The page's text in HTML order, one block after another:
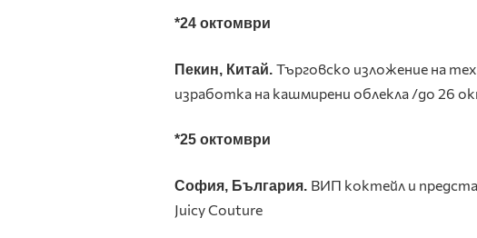
*24 октомври
Пекин, Китай. Търговско изложение на
изработка на кашмирени облекла /до 26
*25 октомври
София, България. ВИП коктейл и
JuicyCouture